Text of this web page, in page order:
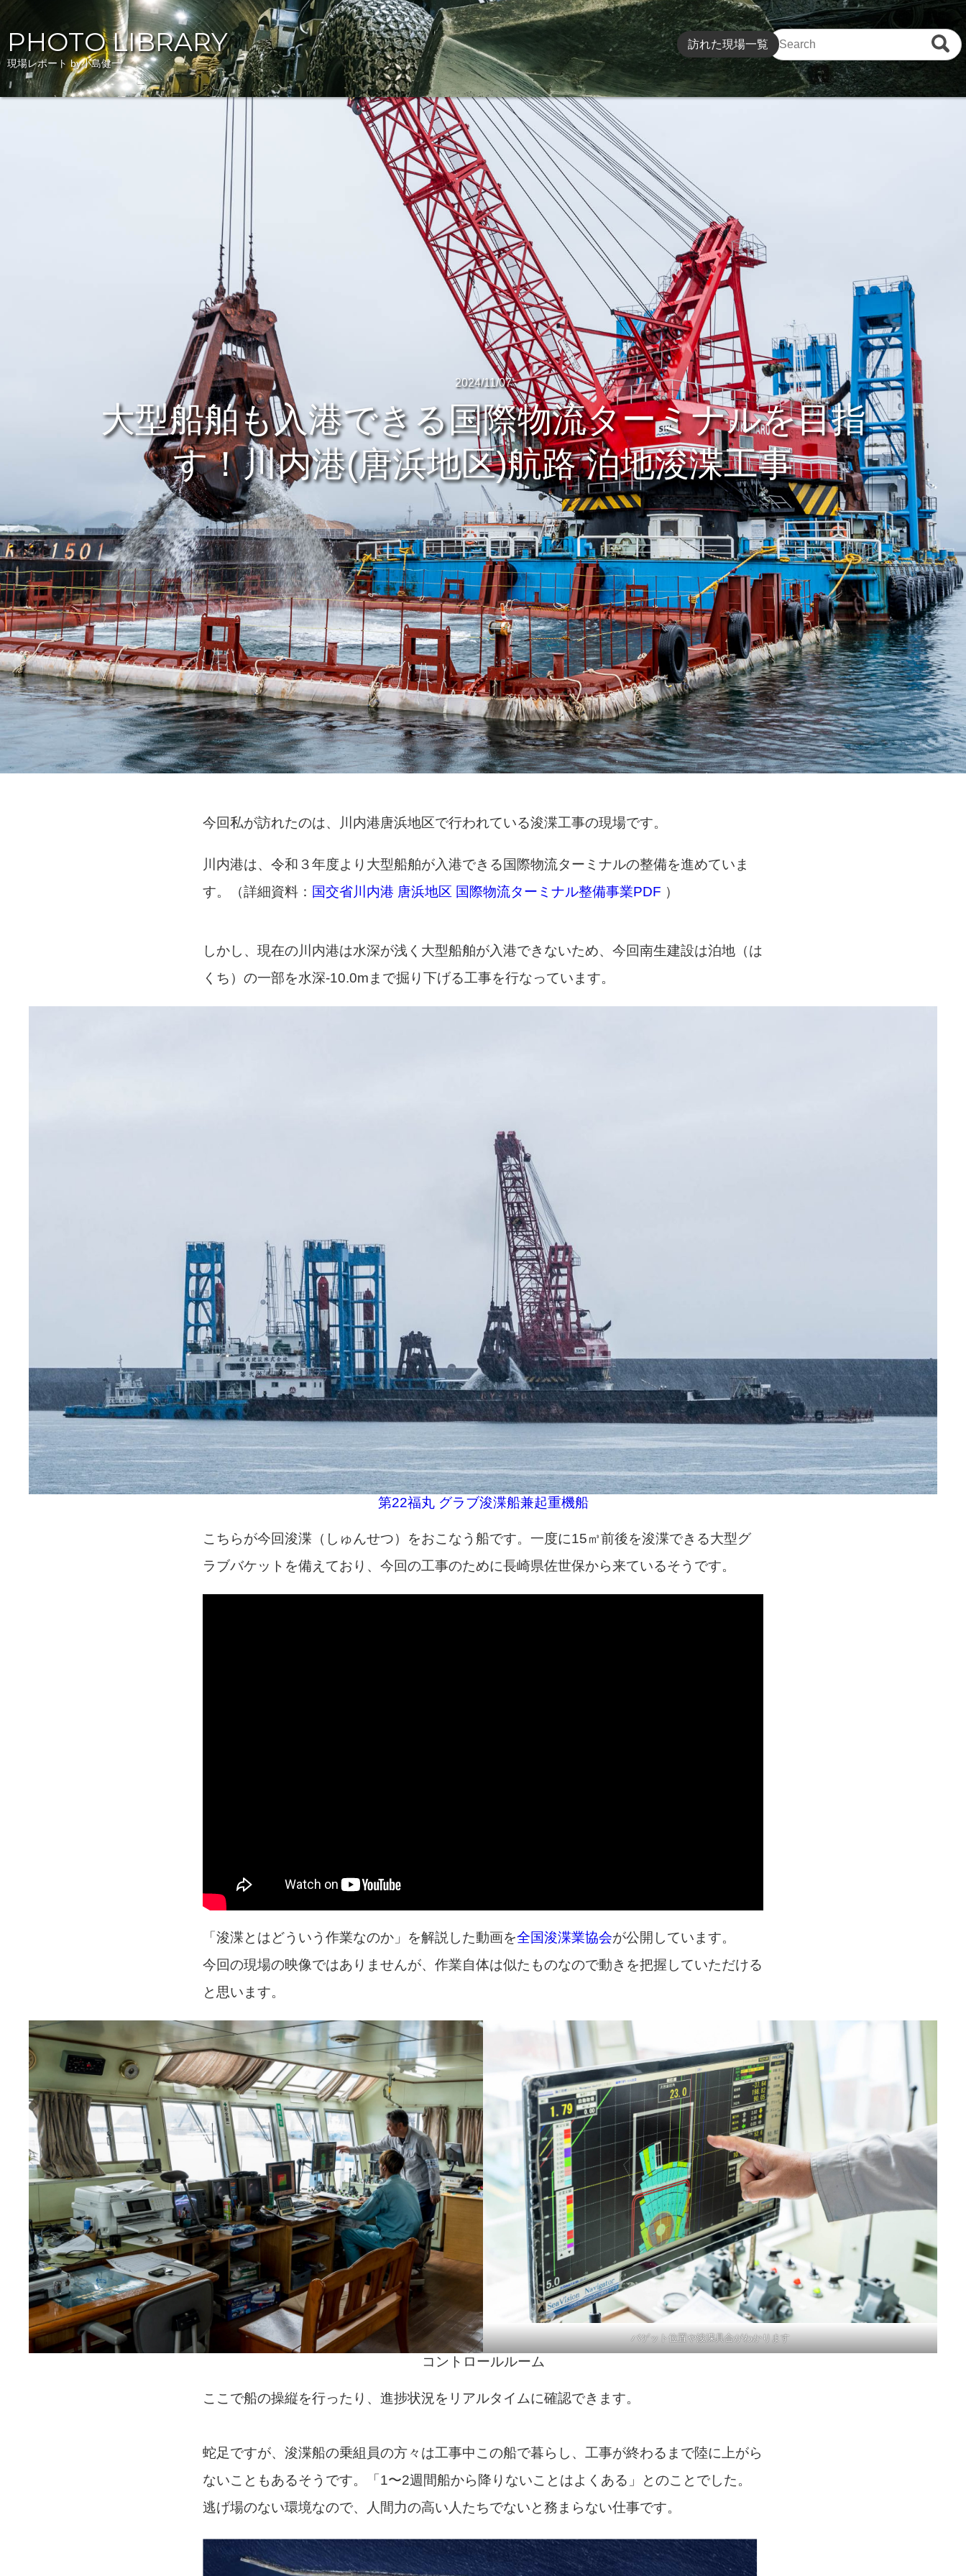
PHOTO LIBRARY
現場レポート by小島健一
訪れた現場一覧
2024/11/07
大型船舶も入港できる国際物流ターミナルを目指
す！川内港(唐浜地区)航路 泊地浚渫工事
今回私が訪れたのは、川内港唐浜地区で行われている浚渫工事の現場です。
川内港は、令和３年度より大型船舶が入港できる国際物流ターミナルの整備を進めていま
す。（詳細資料： 国交省川内港 唐浜地区 国際物流ターミナル整備事業PDF ）
しかし、現在の川内港は水深が浅く大型船舶が入港できないため、今回南生建設は泊地（は
くち）の一部を水深-10.0mまで掘り下げる工事を行なっています。
第22福丸 グラブ浚渫船兼起重機船
こちらが今回浚渫（しゅんせつ）をおこなう船です。一度に15㎥前後を浚渫できる大型グ
ラブバケットを備えており、今回の工事のために長崎県佐世保から来ているそうです。
「浚渫とはどういう作業なのか」を解説した動画を全国浚渫業協会が公開しています。
今回の現場の映像ではありませんが、作業自体は似たものなので動きを把握していただける
と思います。
バゲット位置や浚渫具合がわかります
コントロールルーム
ここで船の操縦を行ったり、進捗状況をリアルタイムに確認できます。
蛇足ですが、浚渫船の乗組員の方々は工事中この船で暮らし、工事が終わるまで陸に上がら
ないこともあるそうです。「1〜2週間船から降りないことはよくある」とのことでした。
逃げ場のない環境なので、人間力の高い人たちでないと務まらない仕事です。